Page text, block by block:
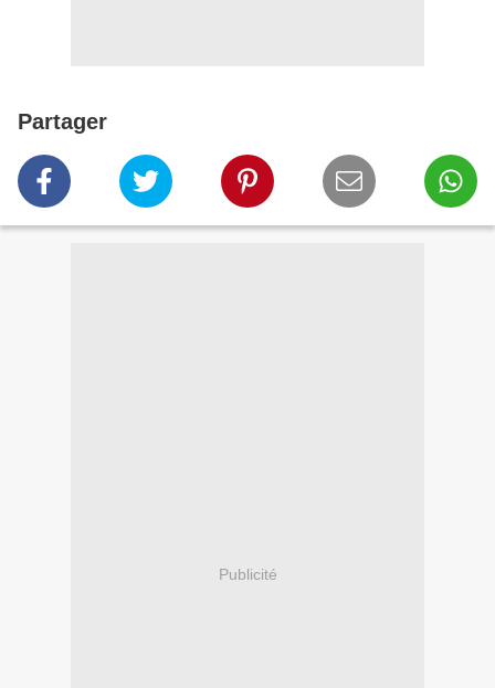
Partager
Publicité